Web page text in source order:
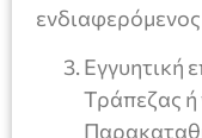
ενδιαφερόμενος
Εγγυητική
Τράπεζας ή